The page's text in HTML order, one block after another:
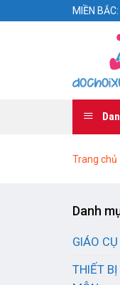
MIỀN
Trang chủ
Danh
GIÁO
THIẾT BỊ